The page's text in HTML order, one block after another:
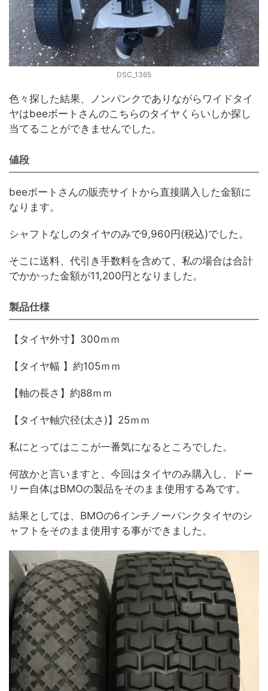
DSC_1365
色々探した結果、ノンパンクでありながらワイドタイ
ヤはbeeボートさんのこちらのタイヤくらいしか探し
当てることができませんでした。
値段
beeボートさんの販売サイトから直接購入した金額に
なります。
シャフトなしのタイヤのみで9,960円(税込)でした。
そこに送料、代引き手数料を含めて、私の場合は合計
でかかった金額が11,200円となりました。
製品仕様
【タイヤ外寸】300ｍｍ
【タイヤ幅 】約105ｍｍ
【軸の長さ】約88ｍｍ
【タイヤ軸穴径(太さ)】25ｍｍ
私にとってはここが一番気になるところでした。
何故かと言いますと、今回はタイヤのみ購入し、ドー
リー自体はBMOの製品をそのまま使用する為です。
結果としては、BMOの6インチノーパンクタイヤのシ
ャフトをそのまま使用する事ができました。